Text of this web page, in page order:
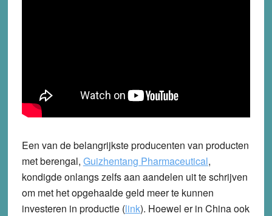
Een van de belangrijkste producenten van producten
met berengal, Guizhentang Pharmaceutical,
kondigde onlangs zelfs aan aandelen uit te schrijven
om met het opgehaalde geld meer te kunnen
investeren in productie (link). Hoewel er in China ook